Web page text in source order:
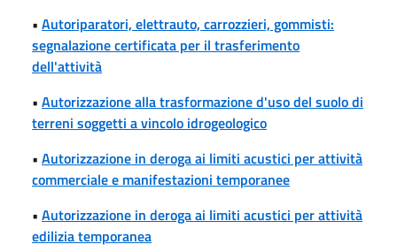
• Autoriparatori, elettrauto, carrozzieri, gommisti:
segnalazione certificata per il trasferimento
dell'attività
• Autorizzazione alla trasformazione d'uso del suolo di
terreni soggetti a vincolo idrogeologico
• Autorizzazione in deroga ai limiti acustici per attività
commerciale e manifestazioni temporanee
• Autorizzazione in deroga ai limiti acustici per attività
edilizia temporanea